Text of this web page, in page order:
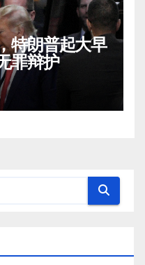
特朗普起大早
罪辩护